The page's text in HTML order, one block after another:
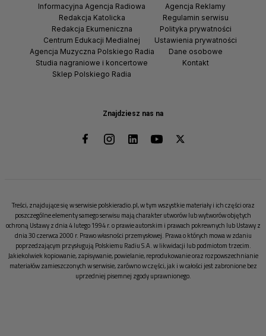
Znajdziesz nas na
Informacyjna Agencja Radiowa
Redakcja Katolicka
Redakcja Ekumeniczna
Centrum Edukacji Medialnej
Agencja Muzyczna Polskiego Radia
Studia nagraniowe i koncertowe
Sklep Polskiego Radia
Agencja Reklamy
Regulamin serwisu
Polityka prywatności
Ustawienia prywatności
Dane osobowe
Kontakt
Treści, znajdujące się w serwisie polskieradio.pl, w tym wszystkie materiały i ich części oraz
poszczególne elementy samego serwisu mają charakter utworów lub wytworów objętych
ochroną Ustawy z dnia 4 lutego 1994 r. o prawie autorskim i prawach pokrewnych lub Ustawy z
dnia 30 czerwca 2000 r. Prawo własności przemysłowej. Prawa o których mowa w zdaniu
poprzedzającym przysługują Polskiemu Radiu S.A. w likwidacji lub podmiotom trzecim.
Jakiekolwiek kopiowanie, zapisywanie, powielanie, reprodukowanie oraz rozpowszechnianie
materiałów zamieszczonych w serwisie, zarówno w części, jak i w całości jest zabronione bez
uprzedniej pisemnej zgody uprawnionego.